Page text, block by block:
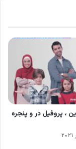
، پروفیل در و پنجره